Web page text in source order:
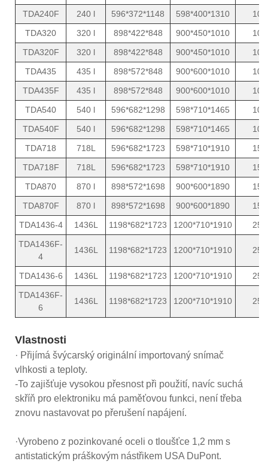
TDA240F
240 l 596*372*1148 598*400*1310
10
TDA320
320 l 898*422*848 900*450*1010
10
TDA320F
320 l 898*422*848 900*450*1010
10
TDA435
435 l 898*572*848 900*600*1010
10
TDA435F
435 l 898*572*848 900*600*1010
10
TDA540
540 l 596*682*1298 598*710*1465
10
TDA540F
540 l 596*682*1298 598*710*1465
10
TDA718
718L 596*682*1723 598*710*1910
15
TDA718F
718L 596*682*1723 598*710*1910
15
TDA870
870 l 898*572*1698 900*600*1890
15
TDA870F
870 l 898*572*1698 900*600*1890
15
TDA1436-4
1436L 1198*682*1723 1200*710*1910
25
TDA1436F-
4
1436L 1198*682*1723 1200*710*1910 25
TDA1436-6 1436L 1198*682*1723 1200*710*1910
25
TDA1436F-
6
1436L 1198*682*1723 1200*710*1910 25
Vlastnosti
· Přijímá švýcarský originální importovaný snímač
vlhkosti a teploty.
-To zajišťuje vysokou přesnost při použití, navíc suchá
skříň pro elektroniku má paměťovou funkci, není třeba
znovu nastavovat po přerušení napájení.
·Vyrobeno z pozinkované oceli o tloušťce 1,2 mm s
antistatickým práškovým nástřikem USA DuPont.